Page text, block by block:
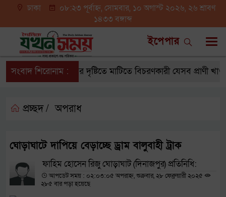
ঢাকা
০৮:২৩ পূর্বাহ্ন, সোমবার, ১০ অগাস্ট ২০২৬, ২৬ শ্রাবণ
১৪৩৩ বঙ্গাব্দ
ইপেপার
সংবাদ শিরোনাম :ইসলামের দৃষ্টিতে মাটিতে বিচরণকারী যেসব প্রাণী খাওয়া
প্রচ্ছদ / অপরাধ
ঘোড়াঘাটে দাপিয়ে বেড়াচ্ছে ড্রাম বালুবাহী ট্রাক
ফাহিম হোসেন রিজু ঘোড়াঘাট (দিনাজপুর) প্রতিনিধি:
আপডেট সময় : ০২:০৩:০৫ অপরাহ্ন, শুক্রবার, ২৮ ফেব্রুয়ারী ২০২৫
২৮৫ বার পড়া হয়েছে